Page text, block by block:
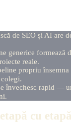
de SEO și AI are
generice formează
reale.
propriu
învechesc rapid —
cu etapă